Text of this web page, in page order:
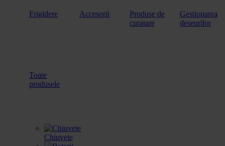
Frigidere Accesorii
Produse de
curatare
Gestionarea
deseurilor
Toate
produsele
Chiuvete